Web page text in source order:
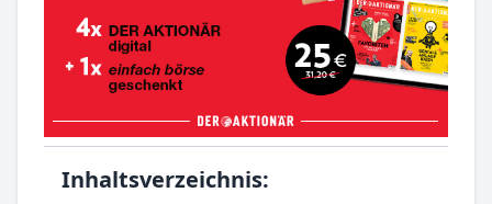
Inhaltsverzeichnis: